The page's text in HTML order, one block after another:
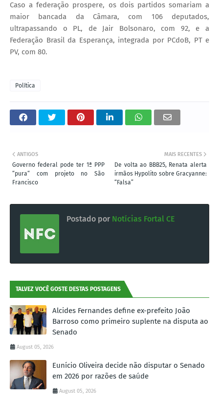
Caso a federação prospere, os dois partidos somariam a
maior bancada da Câmara, com 106 deputados,
ultrapassando o PL, de Jair Bolsonaro, com 92, e a
Federação Brasil da Esperança, integrada por PCdoB, PT e
PV, com 80.
Política
MAIS RECENTES
De volta ao BBB25, Renata alerta
irmãos Hypolito sobre Gracyanne:
“Falsa”
ANTIGOS
Governo federal pode ter 1ª PPP
“pura“ com projeto no São
Francisco
Postado por Notícias Fortal CE
TALVEZ VOCÊ GOSTE DESTAS POSTAGENS
Alcides Fernandes define ex-prefeito João
Barroso como primeiro suplente na disputa ao
Senado
August 05, 2026
Eunício Oliveira decide não disputar o Senado
em 2026 por razões de saúde
August 05, 2026